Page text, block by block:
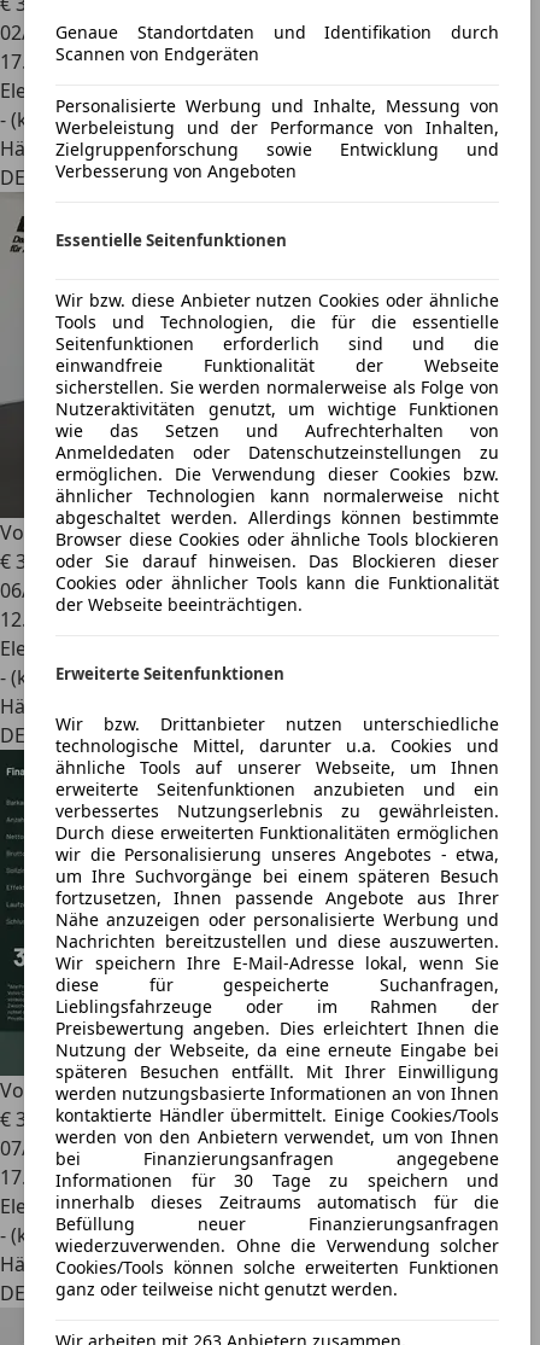
Genaue Standortdaten und Identifikation durch
Scannen von Endgeräten
Personalisierte Werbung und Inhalte, Messung von
Werbeleistung und der Performance von Inhalten,
Zielgruppenforschung sowie Entwicklung und
Verbesserung von Angeboten
Essentielle Seitenfunktionen
Wir bzw. diese Anbieter nutzen Cookies oder ähnliche
Tools und Technologien, die für die essentielle
Seitenfunktionen erforderlich sind und die
einwandfreie Funktionalität der Webseite
sicherstellen. Sie werden normalerweise als Folge von
Nutzeraktivitäten genutzt, um wichtige Funktionen
wie das Setzen und Aufrechterhalten von
Anmeldedaten oder Datenschutzeinstellungen zu
ermöglichen. Die Verwendung dieser Cookies bzw.
ähnlicher Technologien kann normalerweise nicht
abgeschaltet werden. Allerdings können bestimmte
Browser diese Cookies oder ähnliche Tools blockieren
oder Sie darauf hinweisen. Das Blockieren dieser
Cookies oder ähnlicher Tools kann die Funktionalität
der Webseite beeinträchtigen.
Erweiterte Seitenfunktionen
Wir bzw. Drittanbieter nutzen unterschiedliche
technologische Mittel, darunter u.a. Cookies und
ähnliche Tools auf unserer Webseite, um Ihnen
erweiterte Seitenfunktionen anzubieten und ein
verbessertes Nutzungserlebnis zu gewährleisten.
Durch diese erweiterten Funktionalitäten ermöglichen
wir die Personalisierung unseres Angebotes - etwa,
um Ihre Suchvorgänge bei einem späteren Besuch
fortzusetzen, Ihnen passende Angebote aus Ihrer
Nähe anzuzeigen oder personalisierte Werbung und
Nachrichten bereitzustellen und diese auszuwerten.
Wir speichern Ihre E-Mail-Adresse lokal, wenn Sie
diese für gespeicherte Suchanfragen,
Lieblingsfahrzeuge oder im Rahmen der
Preisbewertung angeben. Dies erleichtert Ihnen die
Nutzung der Webseite, da eine erneute Eingabe bei
späteren Besuchen entfällt. Mit Ihrer Einwilligung
werden nutzungsbasierte Informationen an von Ihnen
kontaktierte Händler übermittelt. Einige Cookies/Tools
werden von den Anbietern verwendet, um von Ihnen
bei Finanzierungsanfragen angegebene
Informationen für 30 Tage zu speichern und
innerhalb dieses Zeitraums automatisch für die
Befüllung neuer Finanzierungsanfragen
wiederzuverwenden. Ohne die Verwendung solcher
Cookies/Tools können solche erweiterten Funktionen
ganz oder teilweise nicht genutzt werden.
Wir arbeiten mit 263 Anbietern zusammen.
02/2024
17.171 km
Elektro
- (kWh/100 km)
Händler
DE 65205
Volvo EX30Single Engine Core 2WD*Allwetterreifen*
€ 31.4401
06/2024
12.984 km
Elektro
- (kWh/100 km)
Händler
DE 21635
Volvo EX30Extended Range RWD Plus SHZ LED H/K ACC
€ 30.8901
07/2024
17.173 km
Elektro
- (kWh/100 km)
Händler
DE 51766